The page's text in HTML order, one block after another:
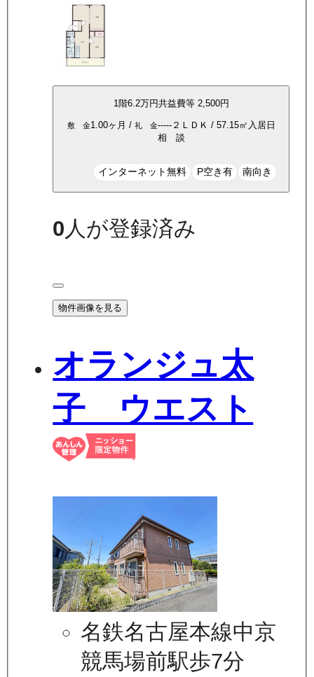
1階6.2万円共益費等 2,500円
敷 金1.00ヶ月 / 礼 金-----２ＬＤＫ / 57.15㎡ 入居日
相 談
インターネット無料 P空き有 南向き
0人が登録済み
物件画像を見る
オランジュ太
子 ウエスト
名鉄名古屋本線中京
競馬場前駅歩7分